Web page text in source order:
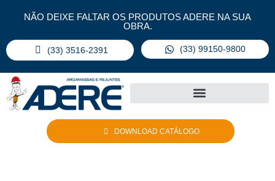
NÃO DEIXE FALTAR OS PRODUTOS ADERE NA SUA
OBRA.
(33) 3516-2391 (33) 99150-9800
DOWNLOAD CATÁLOGO